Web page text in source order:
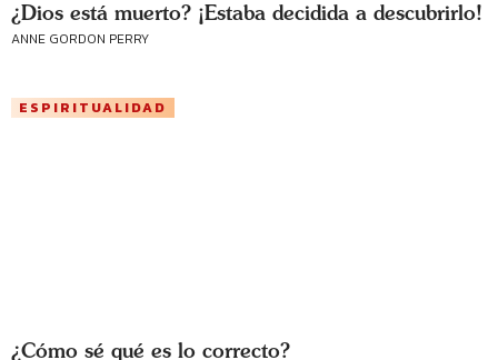
¿Dios está muerto? ¡Estaba decidida a descubrirlo!
ANNE GORDON PERRY
ESPIRITUALIDAD
¿Cómo sé qué es lo correcto?